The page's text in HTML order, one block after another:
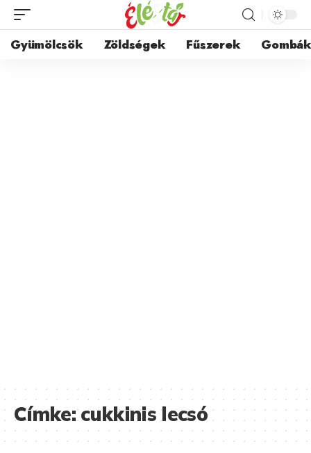
Gyümölcsök Zöldségek Fűszerek Gombák
Címke:cukkinis lecsó